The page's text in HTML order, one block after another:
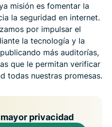
misión es fomentar la
la seguridad en internet.
por impulsar el
la tecnología y la
más auditorías,
que le permitan verificar
todas nuestras promesas.
privacidad